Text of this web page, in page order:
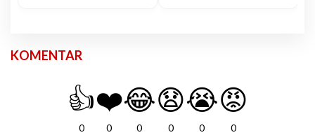
KOMENTAR
👍
0
❤️
0
😂
0
😧
0
😭
0
😡
0